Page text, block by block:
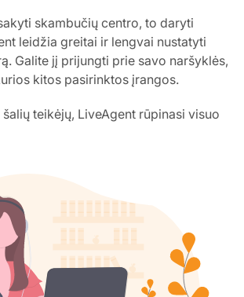
skambučių centro, to daryti
leidžia greitai ir lengvai nustatyti
Galite jį prijungti prie savo naršyklės,
kitos pasirinktos įrangos.
teikėjų, LiveAgent rūpinasi visuo